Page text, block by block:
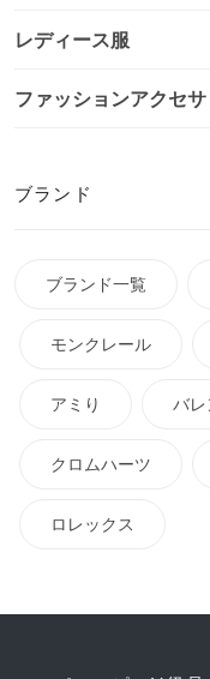
レディース服
ファッションアクセ
ブランド
ブランド一覧
モンクレール
アミり バ
クロムハーツ
ロレックス